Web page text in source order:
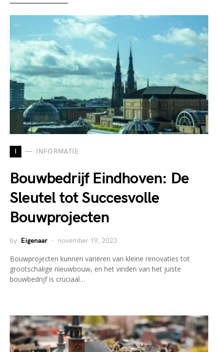
I INFORMATIE
Bouwbedrijf Eindhoven: De
Sleutel tot Succesvolle
Bouwprojecten
by Eigenaar november 19, 2023
Bouwprojecten kunnen variëren van kleine renovaties tot
grootschalige nieuwbouw, en het vinden van het juiste
bouwbedrijf is cruciaal…